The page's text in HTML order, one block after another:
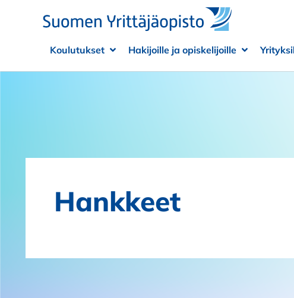
Koulutukset
Avaa alivalikko
Sulje alivalikko
Hakijoille ja opiskelijoille
Avaa
Sulje
Hankkeet